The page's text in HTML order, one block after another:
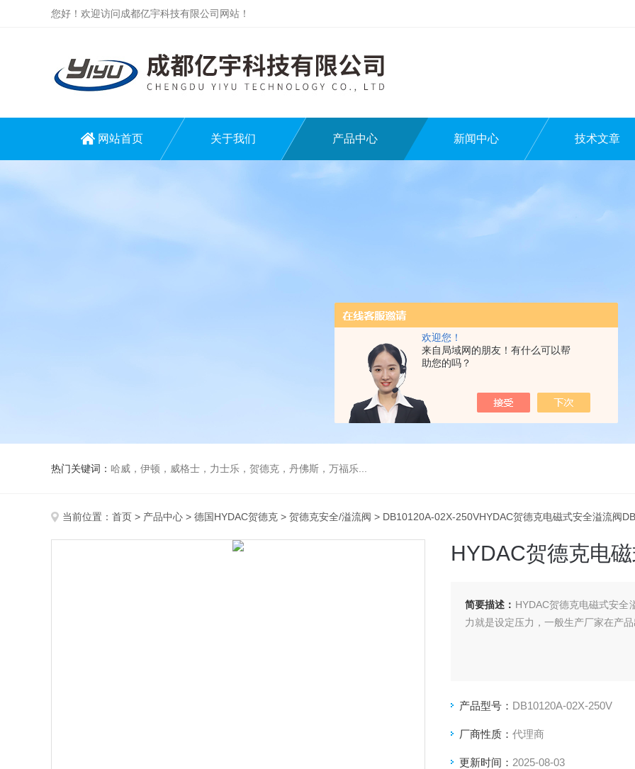
欢迎您！
来自局域网的朋友！有什么可以帮
助您的吗？
您好！欢迎访问成都亿宇科技有限公司网站！
网站首页 关于我们 产品中心 新闻中心 技术文章
热门关键词： 哈威，伊顿，威格士，力士乐，贺德克，丹佛斯，万福乐...
当前位置： 首页 > 产品中心 > 德国HYDAC贺德克 > 贺德克安全/溢流阀 > DB10120A-02X-250VHYDAC贺德克电磁式安全溢流阀
HYDAC贺德克电
简要描述： HYDAC贺德克电磁式安全
力就是设定压力，一般生产厂家在产
产品型号： DB10120A-02X-250V
厂商性质： 代理商
更新时间： 2025-08-03